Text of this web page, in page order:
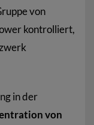
von
kontrolliert,
in der
von